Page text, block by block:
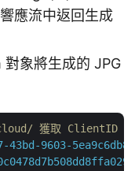
應流中返回生成
象將生成的 JPG
獲取 ClientID
43bd-9603-